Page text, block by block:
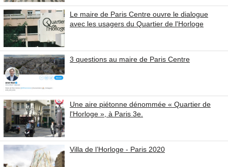
Le maire de Paris Centre ouvre le dialogue
avec les usagers du Quartier de l'Horloge
3 questions au maire de Paris Centre
Une aire piétonne dénommée « Quartier de
l'Horloge », à Paris 3e.
Villa de l’Horloge - Paris 2020